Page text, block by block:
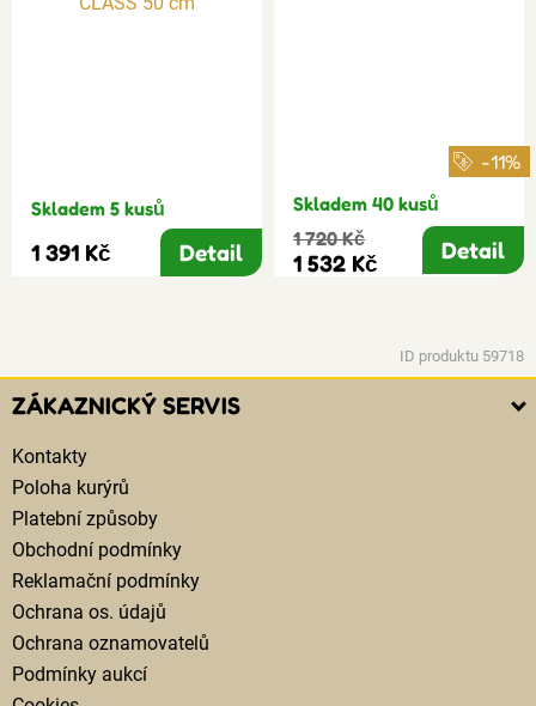
Skladem 5 kusů
1 391 Kč Detail
-11%
Skladem 40 kusů
1 720 Kč
1 532 Kč Detail
ID produktu 59718
ZÁKAZNICKÝ SERVIS
Kontakty
Poloha kurýrů
Platební způsoby
Obchodní podmínky
Reklamační podmínky
Ochrana os. údajů
Ochrana oznamovatelů
Podmínky aukcí